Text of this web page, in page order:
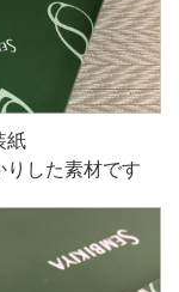
紙
した素材です